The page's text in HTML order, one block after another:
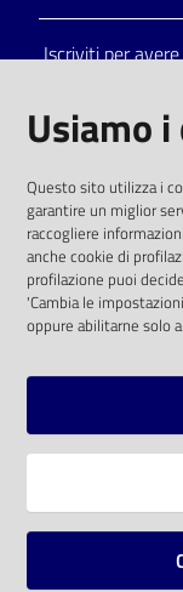
on line
Eventi
Chiedi al
bibliotecario
Avvisi
Iscriviti per
solo alle
comunitaria
SOCIAL
Vai alla
Usiamo
Questo sito utilizza i
garantire un miglior
raccogliere
anche cookie di
profilazione puoi
'Cambia le
oppure abilitarne solo